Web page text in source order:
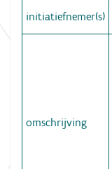
initiatiefnemer(s)
omschrijving